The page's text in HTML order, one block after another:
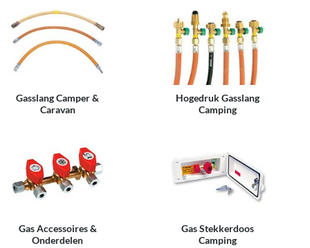
Gasslang Camper &
Caravan
Hogedruk Gasslang
Camping
Gas Accessoires &
Onderdelen
Gas Stekkerdoos
Camping